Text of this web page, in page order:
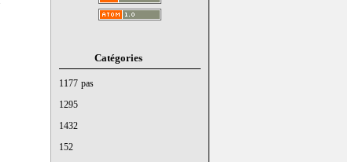
Catégories
1177 pas
1295
1432
152